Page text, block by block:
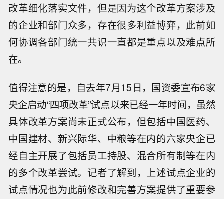
改革细化落实文件，但是因为这个改革方案涉及
的企业和部门众多，存在很多利益博弈，此前如
何协调各部门统一共识一直都是重点以及难点所
在。
值得注意的是，自去年7月15日，国资委宣布6家
央企启动“四项改革”试点以来已经一年时间，虽然
具体改革方案尚未正式公布，但包括中国医药、
中国建材、新兴际华、中粮等在内的六家央企已
经自主开展了包括员工持股、混合所有制等在内
的多个改革尝试。记者了解到，上述试点企业的
试点情况也为此前修改和完善方案提供了重要参